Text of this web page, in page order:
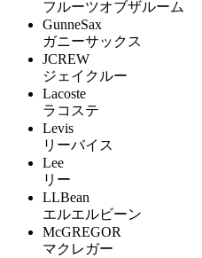
フルーツオブザルーム
GunneSax
ガニーサックス
JCREW
ジェイクルー
Lacoste
ラコステ
Levis
リーバイス
Lee
リー
LLBean
エルエルビーン
McGREGOR
マクレガー